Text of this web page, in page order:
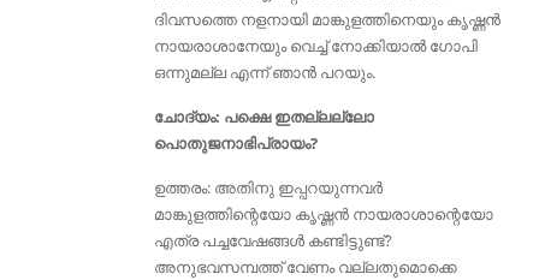
ദിവസത്തെ നളനായി മാങ്കുളത്തിനെയും കൃഷ്ണന്‍
നായരാശാനേയും വെച്ച് നോക്കിയാല്‍ ഗോപി
ഒന്നുമല്ല എന്ന് ഞാന്‍ പറയും.
ചോദ്യം: പക്ഷെ ഇതല്ലല്ലോ
പൊതുജനാഭിപ്രായം?
ഉത്തരം: അതിനു ഇപ്പറയുന്നവർ
മാങ്കുളത്തിന്റെയോ കൃഷ്ണൻ നായരാശാന്റെയോ
എത്ര പച്ചവേഷങ്ങൾ കണ്ടിട്ടുണ്ട്?
അനുഭവസമ്പത്ത് വേണം വല്ലതുമൊക്കെ